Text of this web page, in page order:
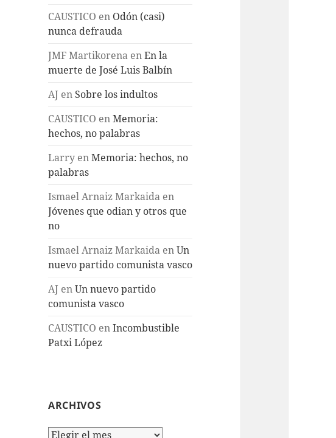
CAUSTICO en Odón (casi)
nunca defrauda
JMF Martikorena enEn la
muerte de José Luis Balbín
AJ en Sobre los indultos
CAUSTICO enMemoria:
hechos, no palabras
Larry enMemoria: hechos, no
palabras
Ismael Arnaiz Markaida en
Jóvenes que odian y otros que
no
Ismael Arnaiz Markaida enUn
nuevo partido comunista vasco
AJ enUn nuevo partido
comunista vasco
CAUSTICO enIncombustible
Patxi López
ARCHIVOS
Archivos